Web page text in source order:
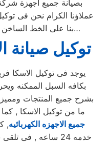
بصيانة جميع اجهزة
عملاؤنا الكرام نحن فى
بنا على الخط الساخن لصيانة غسالات الاسكا اتصل بنا…
توكيل صيانة
يوجد فى توكيل الاسكا
بكافه السبل الممكنه
بشرح جميع المنتجات
ما من توكيل الاسكا ,
جميع الاجهزه الكهربائيه,
خدمه 24 ساعه , فى